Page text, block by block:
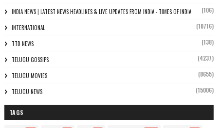
INDIA NEWS | LATEST NEWS HEADLINES & LIVE UPDATES FROM INDIA - TIMES OF INDIA (106)
INTERNATIONAL (10716)
TTD NEWS (138)
TELUGU GOSSIPS (4237)
TELUGU MOVIES (8655)
TELUGU NEWS (15006)
TAGS